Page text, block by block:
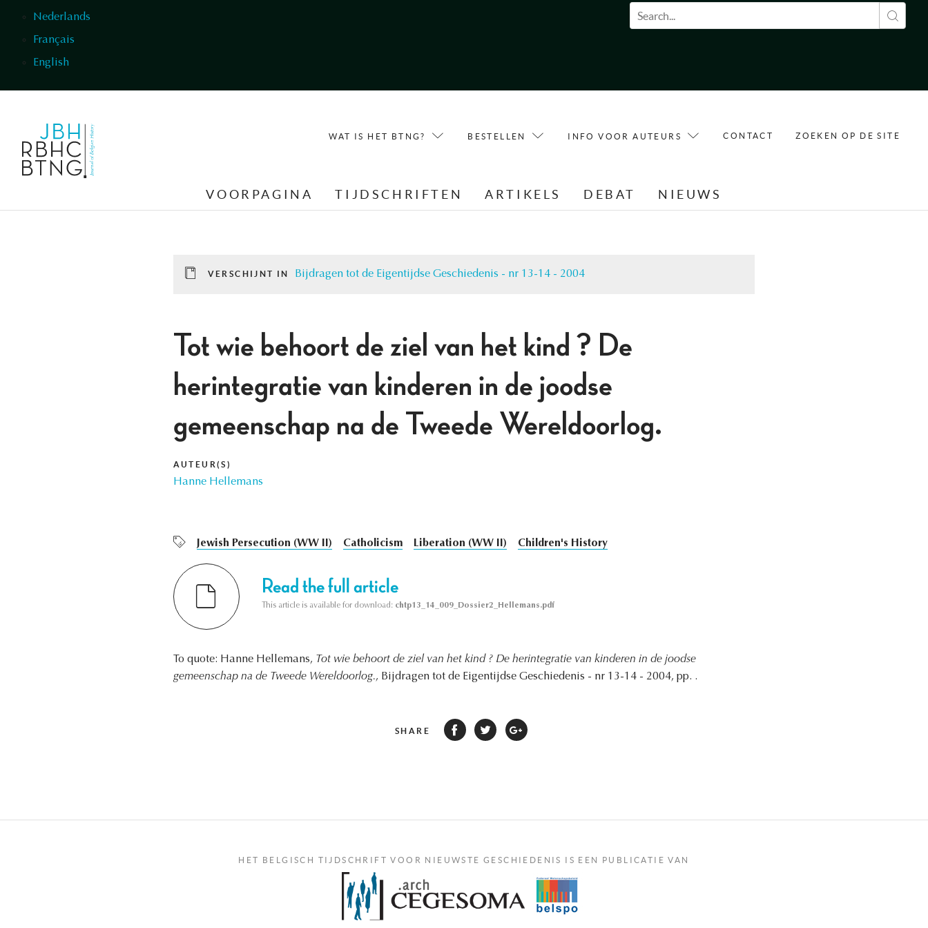
Nederlands
Français
English
Zoekveld
WAT IS HET BTNG? BESTELLEN INFO VOOR AUTEURS CONTACT ZOEKEN OP DE SITE
VOORPAGINA TIJDSCHRIFTEN ARTIKELS DEBAT NIEUWS
VERSCHIJNT IN Bijdragen tot de Eigentijdse Geschiedenis - nr 13-14 - 2004
Tot wie behoort de ziel van het kind ? De
herintegratie van kinderen in de joodse
gemeenschap na de Tweede Wereldoorlog.
AUTEUR(S)
Hanne Hellemans
Jewish Persecution (WW II) Catholicism Liberation (WW II) Children's History
Read the full article
This article is available for download: chtp13_14_009_Dossier2_Hellemans.pdf
To quote: Hanne Hellemans, Tot wie behoort de ziel van het kind ? De herintegratie van kinderen in de joodse
gemeenschap na de Tweede Wereldoorlog., Bijdragen tot de Eigentijdse Geschiedenis - nr 13-14 - 2004, pp. .
SHARE
HET BELGISCH TIJDSCHRIFT VOOR NIEUWSTE GESCHIEDENIS IS EEN PUBLICATIE VAN